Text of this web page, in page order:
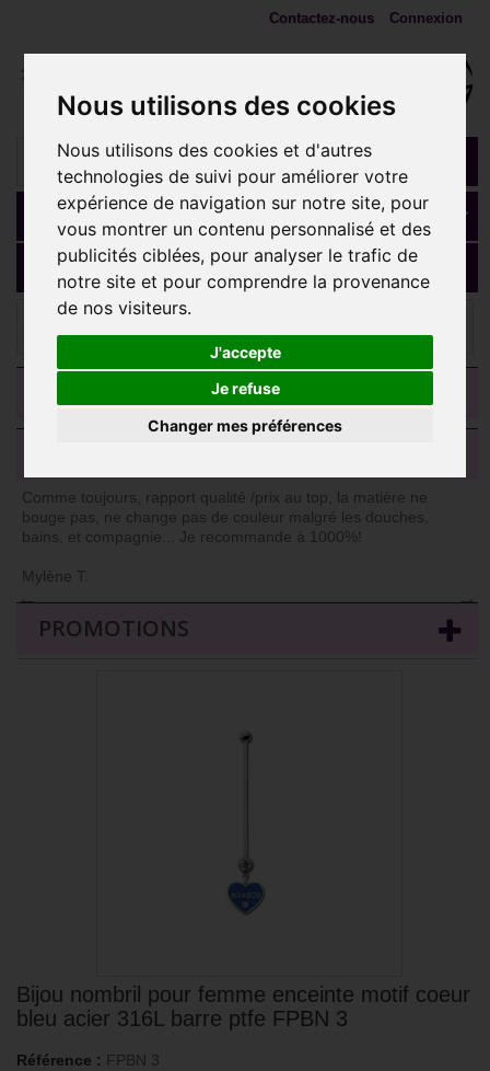
Nous utilisons des cookies
Nous utilisons des cookies et d'autres
technologies de suivi pour améliorer votre
expérience de navigation sur notre site, pour
vous montrer un contenu personnalisé et des
publicités ciblées, pour analyser le trafic de
notre site et pour comprendre la provenance
de nos visiteurs.
J'accepte
Je refuse
Changer mes préférences
Connexion
Contactez-nous
Panier (vide)
MENU
Bijoux bananes nombril
enceinte motif coeur bleu acier 316L barre ptfe FPBN 3
Comme toujours, rapport qualité /prix au top, la matière ne
bouge pas, ne change pas de couleur malgré les douches,
bains, et compagnie... Je recommande à 1000%!
Mylène T.
→
←
PROMOTIONS
Bijou nombril pour femme enceinte motif coeur
bleu acier 316L barre ptfe FPBN 3
Référence : FPBN 3